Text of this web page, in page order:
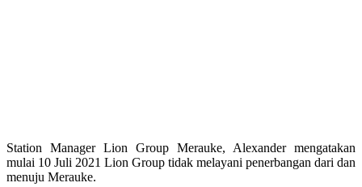
Station Manager Lion Group Merauke, Alexander mengatakan
mulai 10 Juli 2021 Lion Group tidak melayani penerbangan dari dan
menuju Merauke.